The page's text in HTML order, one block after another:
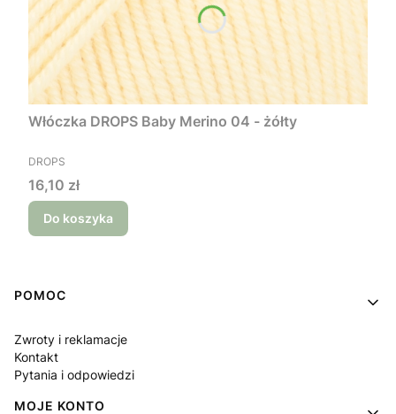
Włóczka DROPS Baby Merino 04 - żółty
PRODUCENT
DROPS
Cena
16,10 zł
Do koszyka
Linki w stopce
POMOC
Zwroty i reklamacje
Kontakt
Pytania i odpowiedzi
MOJE KONTO